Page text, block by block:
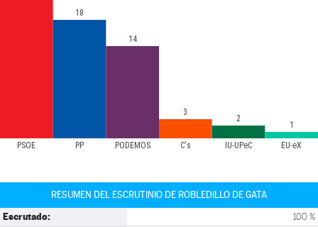
PSOE PP PODEMOS C's IU-UPeC EU-eX
18
14
3
2
1
RESUMEN DEL ESCRUTINIO DE ROBLEDILLO DE GATA
Escrutado: 100 %